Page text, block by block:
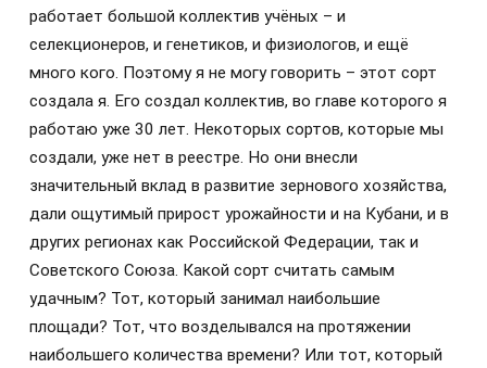
работает большой коллектив учёных – и
селекционеров, и генетиков, и физиологов, и ещё
много кого. Поэтому я не могу говорить – этот сорт
создала я. Его создал коллектив, во главе которого я
работаю уже 30 лет. Некоторых сортов, которые мы
создали, уже нет в реестре. Но они внесли
значительный вклад в развитие зернового хозяйства,
дали ощутимый прирост урожайности и на Кубани, и в
других регионах как Российской Федерации, так и
Советского Союза. Какой сорт считать самым
удачным? Тот, который занимал наибольшие
площади? Тот, что возделывался на протяжении
наибольшего количества времени? Или тот, который